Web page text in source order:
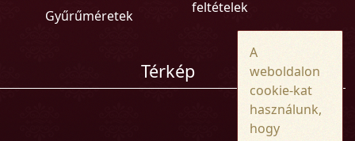
Gyűrűméretek
feltételek
Térkép
A
weboldalon
cookie-kat
használunk,
hogy